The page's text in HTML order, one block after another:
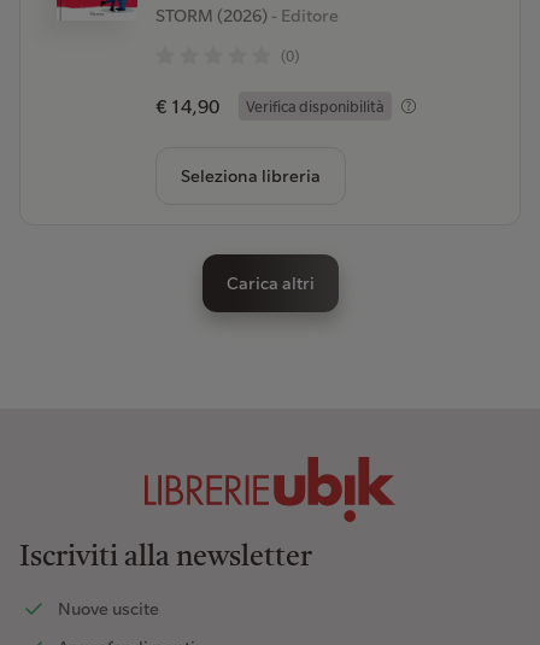
STORM (2026)- Editore
(0)
€ 14,90 Verifica disponibilità
Seleziona libreria
Carica altri
Iscriviti alla newsletter
Nuove uscite